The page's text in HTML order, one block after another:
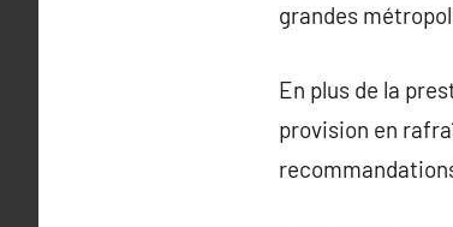
grandes
En plus de la
provision en